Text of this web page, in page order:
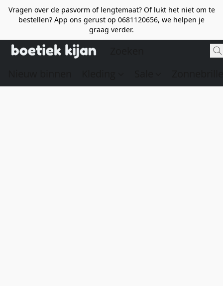
Vragen over de pasvorm of lengtemaat? Of lukt het niet om te
bestellen? App ons gerust op 0681120656, we helpen je
graag verder.